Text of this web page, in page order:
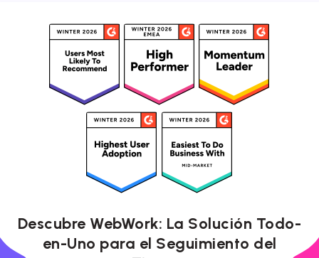
Descubre WebWork: La Solución Todo-
en-Uno para el Seguimiento del